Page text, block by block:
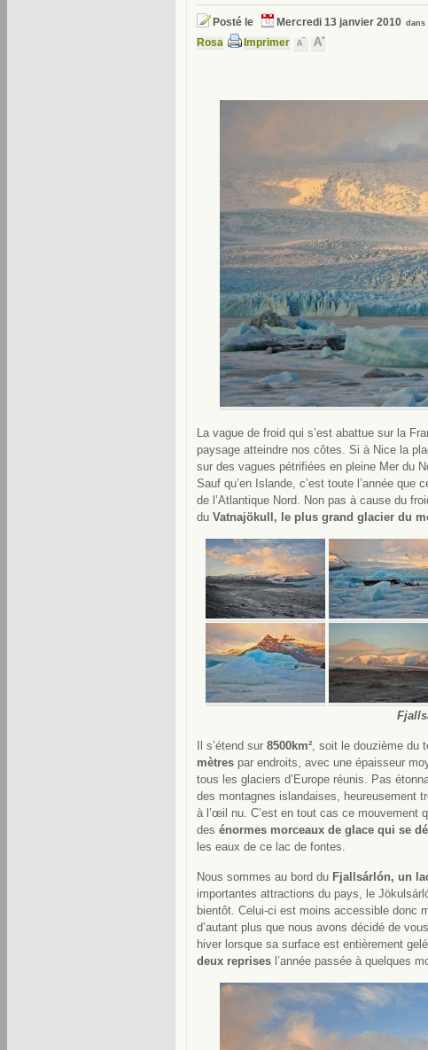
Posté le Mercredi 13 janvier 2010 dans
Rosa
Imprimer
La vague de froid qui s’est abattue sur la
paysage atteindre nos côtes. Si à Nice la
sur des vagues pétrifiées en pleine Mer du
Sauf qu’en Islande, c’est toute l’année
de l’Atlantique Nord. Non pas à cause du
du Vatnajökull, le plus grand glacier du
Il s’étend sur 8500km², soit le douzième du
mètres par endroits, avec une épaisseur
tous les glaciers d’Europe réunis. Pas
des montagnes islandaises, heureusement
à l’œil nu. C’est en tout cas ce mouvement
des énormes morceaux de glace qui se
les eaux de ce lac de fontes.
Nous sommes au bord du Fjallsárlón, un
importantes attractions du pays, le
bientôt. Celui-ci est moins accessible donc
d’autant plus que nous avons décidé de
hiver lorsque sa surface est entièrement
deux reprises l’année passée à quelques